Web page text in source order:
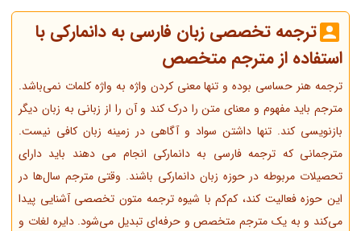
ترجمه تخصصی زبان فارسی به دانمارکی با
استفاده از مترجم متخصص
ترجمه هنر حساسی بوده و تنها معنی کردن واژه به واژه کلمات نمی‌‌باشد.
مترجم باید مفهوم و معنای متن را درک کند و آن را از زبانی به زبان دیگر
باز‌‌نویسی کند. تنها داشتن سواد و آگاهی در زمینه‌‌ زبان کافی نیست.
مترجمانی که ترجمه فارسی به دانمارکی انجام می دهند باید دارای
تحصیلات مربوطه در حوزه زبان دانمارکی باشند. وقتی مترجم سال‌ها در
این حوزه فعالیت کند، کم‌کم با شیوه ترجمه متون تخصصی آشنایی پیدا
می‌کند و به یک مترجم متخصص و حرفه‌ای تبدیل می‌شود. دایره لغات و